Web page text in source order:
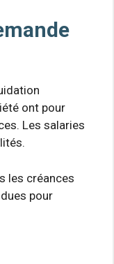
ont pour
Les salaries
les créances
pour